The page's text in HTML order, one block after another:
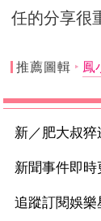
任的分享很
推薦圖輯 鳳
新／肥大叔
新聞事件即
追蹤訂閱娛